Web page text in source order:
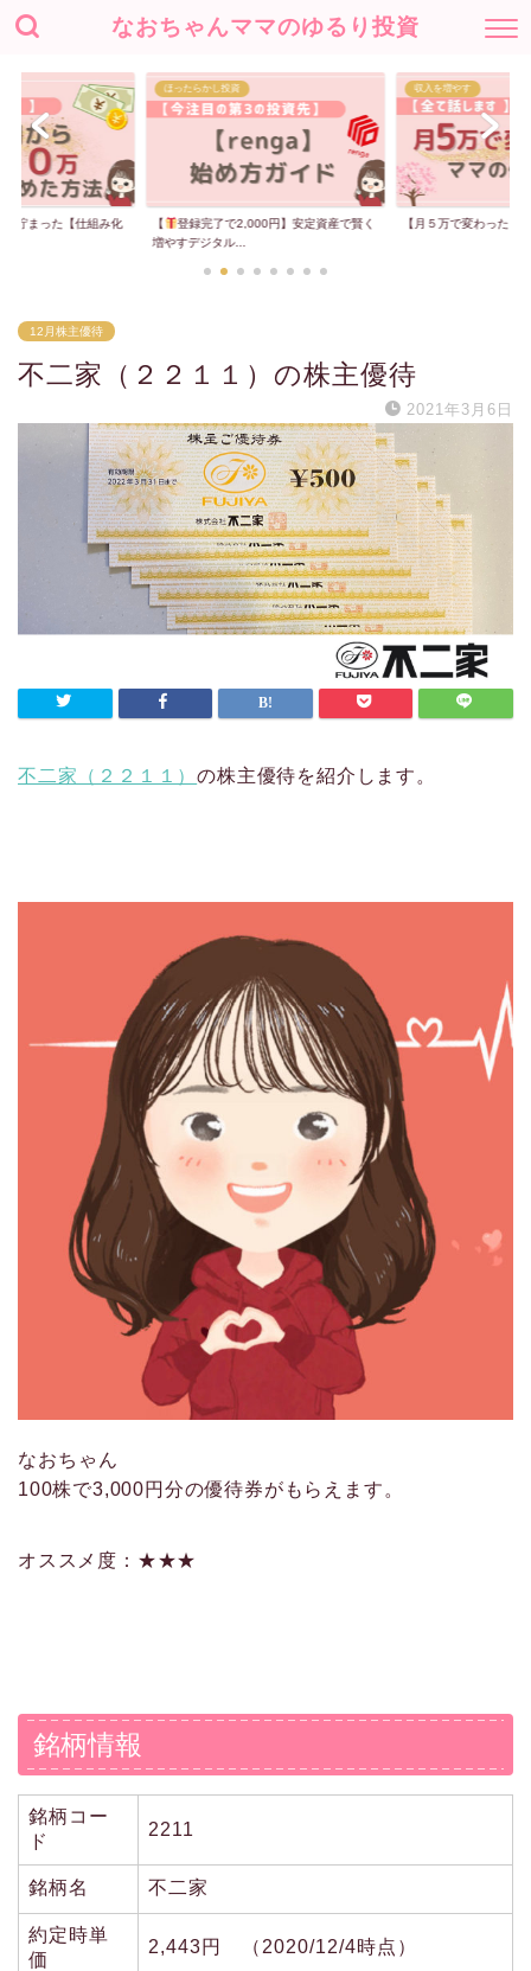
なおちゃんママのゆるり投資
貯まった【仕組み化
ほったらかし投資
【
登録完了で2,000円】安定資産で賢く
増やすデジタル...
収入を増やす
【月５万で変わった】
12月株主優待
不二家（２２１１）の株主優待
2021年3月6日
不二家（２２１１）の株主優待を紹介します。
なおちゃん
100株で3,000円分の優待券がもらえます。
オススメ度：★★★
銘柄情報
銘柄コー
ド
2211
銘柄名 不二家
約定時単
価
2,443円 （2020/12/4時点）